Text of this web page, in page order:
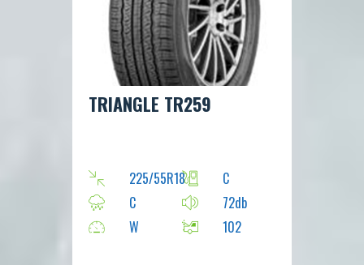
TRIANGLE TR259
225/55R18
C
C
72db
W
102